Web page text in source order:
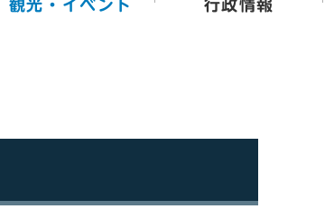
観光・イベント 行政情報